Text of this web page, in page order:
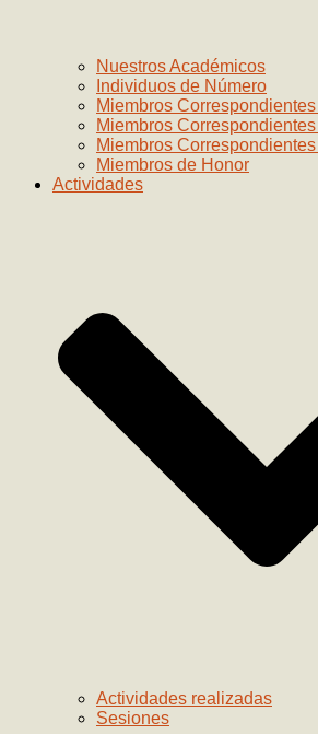
Nuestros Académicos
Individuos de Número
Miembros
Miembros
Miembros
Miembros de Honor
Actividades
Actividades realizadas
Sesiones